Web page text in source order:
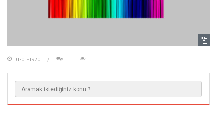
01-01-1970